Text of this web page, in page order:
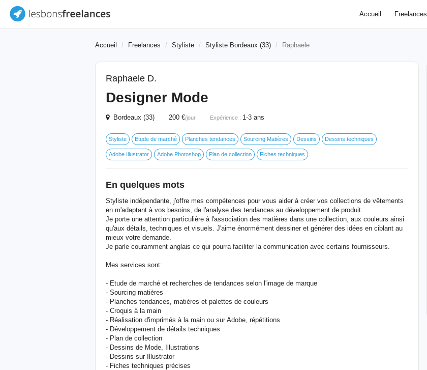
Accueil Freelances
Accueil Freelances Styliste Styliste Bordeaux (33) Raphaele
Raphaele D.
Designer Mode
Bordeaux (33) 200 €/jour Expérience : 1-3 ans
Styliste Etude de marché Planches tendances Sourcing Matières Dessins Dessins techniques
Adobe Illustrator Adobe Photoshop Plan de collection Fiches techniques
En quelques mots
Styliste indépendante, j'offre mes compétences pour vous aider à créer vos collections de vêtements
en m'adaptant à vos besoins, de l'analyse des tendances au développement de produit.
Je porte une attention particulière à l'association des matières dans une collection, aux couleurs ainsi
qu'aux détails, techniques et visuels. J'aime énormément dessiner et générer des idées en ciblant au
mieux votre demande.
Je parle couramment anglais ce qui pourra faciliter la communication avec certains fournisseurs.
Mes services sont:
- Etude de marché et recherches de tendances selon l'image de marque
- Sourcing matières
- Planches tendances, matières et palettes de couleurs
- Croquis à la main
- Réalisation d'imprimés à la main ou sur Adobe, répétitions
- Développement de détails techniques
- Plan de collection
- Dessins de Mode, Illustrations
- Dessins sur Illustrator
- Fiches techniques précises